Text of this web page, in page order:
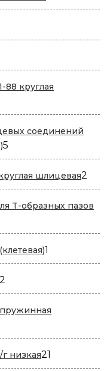
товара
товаров
товара
88 круглая
соединений
5
товаров
шлицевая2
T-образных пазов
1
товар
2
товара
низкая21
товар